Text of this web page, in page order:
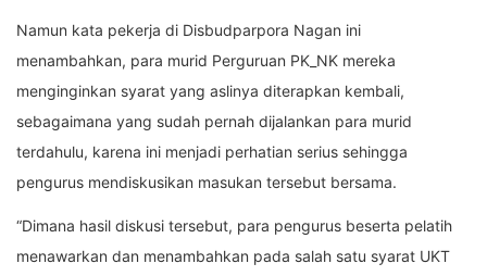
Namun kata pekerja di Disbudparpora Nagan ini
menambahkan, para murid Perguruan PK_NK mereka
menginginkan syarat yang aslinya diterapkan kembali,
sebagaimana yang sudah pernah dijalankan para murid
terdahulu, karena ini menjadi perhatian serius sehingga
pengurus mendiskusikan masukan tersebut bersama.
“Dimana hasil diskusi tersebut, para pengurus beserta pelatih
menawarkan dan menambahkan pada salah satu syarat UKT